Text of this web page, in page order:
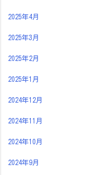
2025年4月
2025年3月
2025年2月
2025年1月
2024年12月
2024年11月
2024年10月
2024年9月